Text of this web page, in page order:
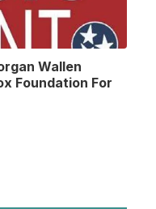
Wallen
Foundation For